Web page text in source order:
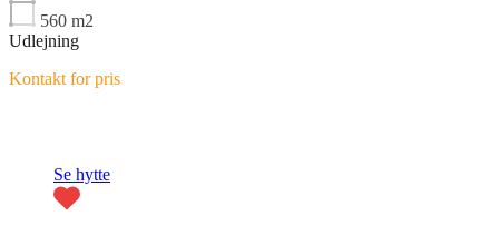
560 m2
Udlejning
Kontakt for pris
Se hytte